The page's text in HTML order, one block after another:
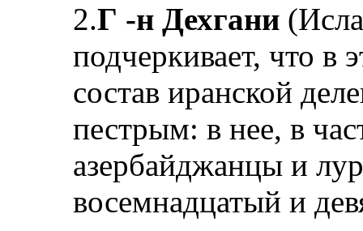
2.Г ‑н Дехгани
подчеркивает, что в
состав иранской
пестрым: в нее, в
азербайджанцы и
восемнадцатый и